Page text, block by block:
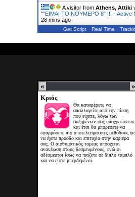
A visitor from Athens, Attiki
""ΕΙΜΑΙ ΤΟ ΝΟΥΜΕΡΟ 8" !!! - Active
28 mins ago
Get Script Real Time